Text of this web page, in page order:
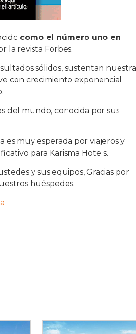
como el número uno en
la revista Forbes.
sólidos, sustentan nuestra
con crecimiento exponencial
del mundo, conocida por sus
es muy esperada por viajeros y
para Karisma Hotels.
y sus equipos, Gracias por
huéspedes.